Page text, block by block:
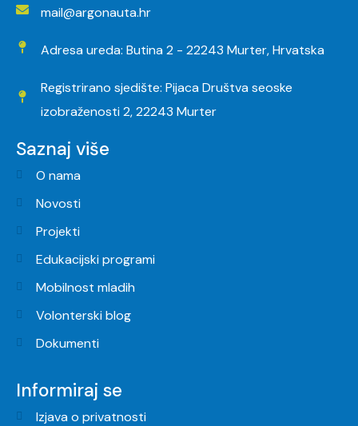
mail@argonauta.hr
Adresa ureda: Butina 2 - 22243 Murter, Hrvatska
Registrirano sjedište: Pijaca Društva seoske
izobraženosti 2, 22243 Murter
Saznaj više
O nama
Novosti
Projekti
Edukacijski programi
Mobilnost mladih
Volonterski blog
Dokumenti
Informiraj se
Izjava o privatnosti